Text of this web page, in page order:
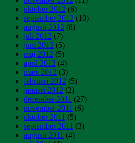
oktober 2012 (6)
september 2012 (10)
augusti 2012 (8)
juli 2012 (7)
juni 2012 (5)
maj 2012 (5)
april 2012 (4)
mars 2012 (3)
februari 2012 (5)
januari 2012 (2)
december 2011 (27)
november 2011 (6)
oktober 2011 (5)
september 2011 (3)
augusti 2011 (4)